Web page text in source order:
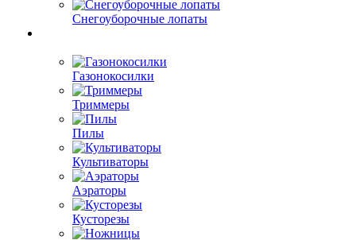
Снегоуборочные лопаты
Газонокосилки
Триммеры
Пилы
Культиваторы
Аэраторы
Кусторезы